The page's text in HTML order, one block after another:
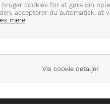
bruger cookies for at gøre din
accepterer du automatisk, at
mere
Vis cookie detaljer